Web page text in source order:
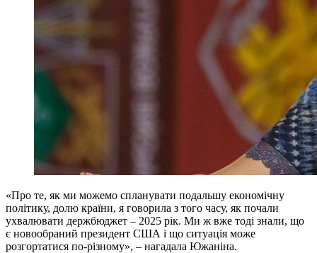
«Про те, як ми можемо спланувати подальшу економічну
політику, долю країни, я говорила з того часу, як почали
ухвалювати держбюджет – 2025 рік. Ми ж вже тоді знали, що
є новообраний президент США і що ситуація може
розгортатися по-різному», – нагадала Южаніна.